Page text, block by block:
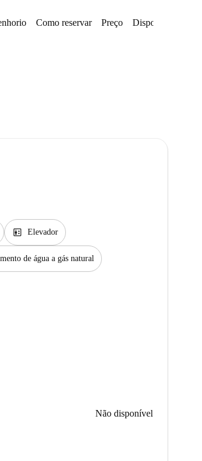
Como reservar Preço Disponibilidades
elevator Elevador
de água a gás natural
Não disponível